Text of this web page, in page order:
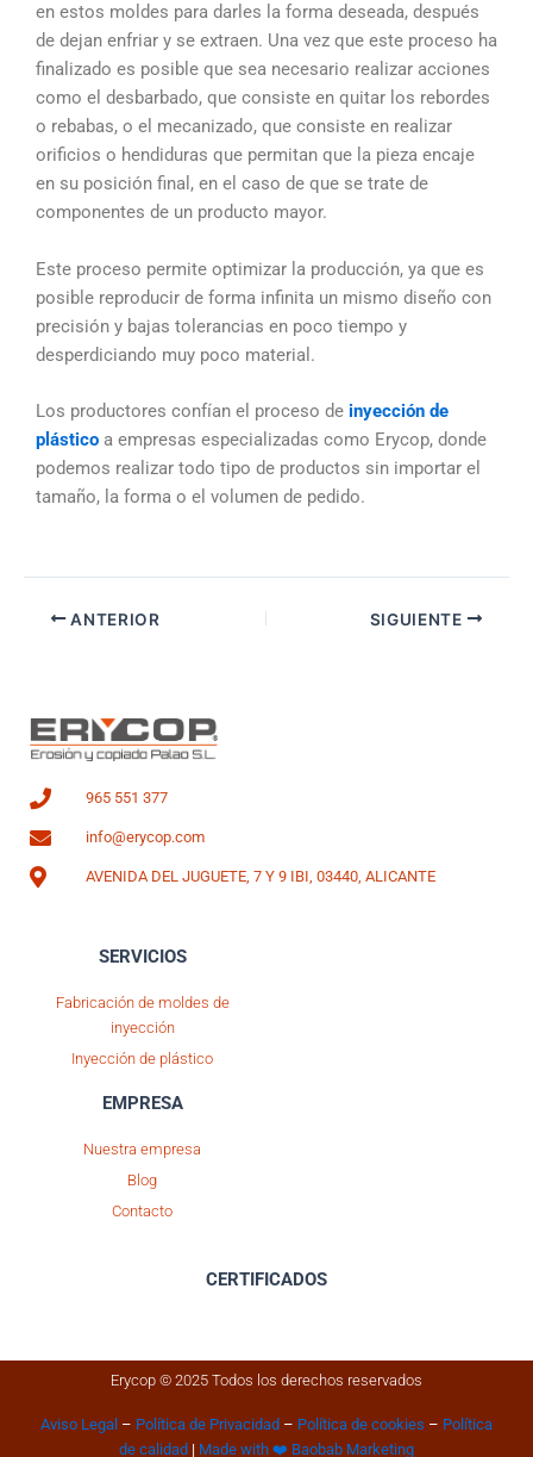
en estos moldes para darles la forma deseada, después
de dejan enfriar y se extraen. Una vez que este proceso ha
finalizado es posible que sea necesario realizar acciones
como el desbarbado, que consiste en quitar los rebordes
o rebabas, o el mecanizado, que consiste en realizar
orificios o hendiduras que permitan que la pieza encaje
en su posición final, en el caso de que se trate de
componentes de un producto mayor.
Este proceso permite optimizar la producción, ya que es
posible reproducir de forma infinita un mismo diseño con
precisión y bajas tolerancias en poco tiempo y
desperdiciando muy poco material.
Los productores confían el proceso de inyección de
plástico a empresas especializadas como Erycop, donde
podemos realizar todo tipo de productos sin importar el
tamaño, la forma o el volumen de pedido.
ANTERIOR SIGUIENTE
965 551 377
info@erycop.com
AVENIDA DEL JUGUETE, 7 Y 9 IBI, 03440, ALICANTE
SERVICIOS
Fabricación de moldes de
inyección
Inyección de plástico
EMPRESA
Nuestra empresa
Blog
Contacto
CERTIFICADOS
Erycop © 2025 Todos los derechos reservados
Aviso Legal – Política de Privacidad – Política de cookies – Política
de calidad | Made with ❤️ Baobab Marketing